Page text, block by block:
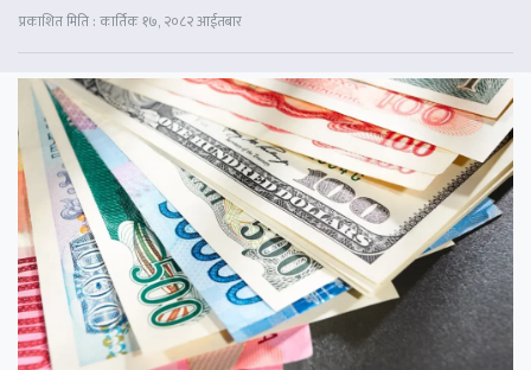
प्रकाशित मिति : कार्तिक १७, २०८२ आईतबार